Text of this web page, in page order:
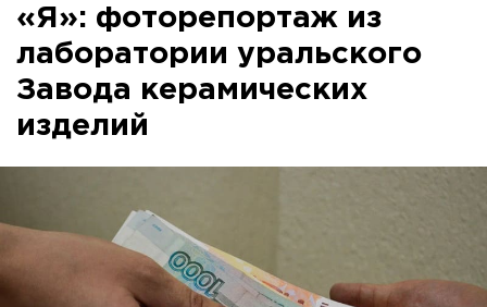
«Я»: фоторепортаж из
лаборатории уральского
Завода керамических
изделий